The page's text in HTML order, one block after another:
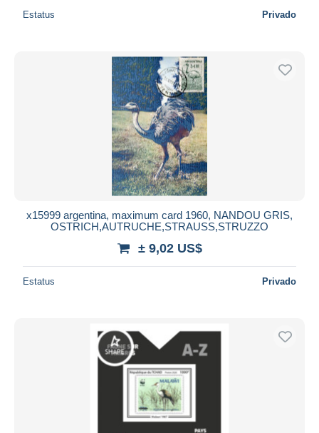
Estatus Privado
x15999 argentina, maximum card 1960, NANDOU GRIS,
OSTRICH,AUTRUCHE,STRAUSS,STRUZZO
± 9,02 US$
Estatus Privado